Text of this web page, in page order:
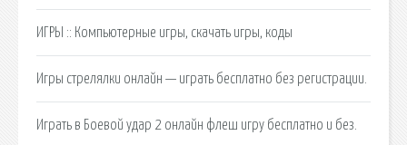
ИГРЫ :: Компьютерные игры, скачать игры, коды
Игры стрелялки онлайн — играть бесплатно без регистрации.
Играть в Боевой удар 2 онлайн флеш игру бесплатно и без.